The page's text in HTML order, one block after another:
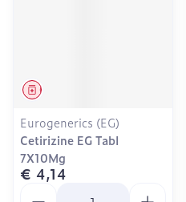
Geneesmiddel
Eurogenerics (EG)
Cetirizine EG Tabl
7X10Mg
€ 4,14